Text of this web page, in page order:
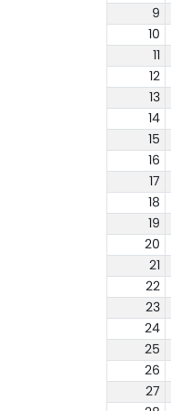
9
10
11
12
13
14
15
16
17
18
19
20
21
22
23
24
25
26
27